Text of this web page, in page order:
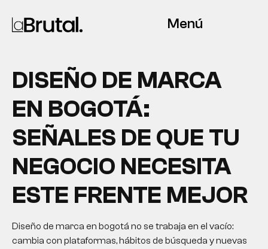
Menú
DISEÑO DE MARCA
EN BOGOTÁ:
SEÑALES DE QUE TU
NEGOCIO NECESITA
ESTE FRENTE MEJOR
Diseño de marca en bogotá no se trabaja en el vacío:
cambia con plataformas, hábitos de búsqueda y nuevas